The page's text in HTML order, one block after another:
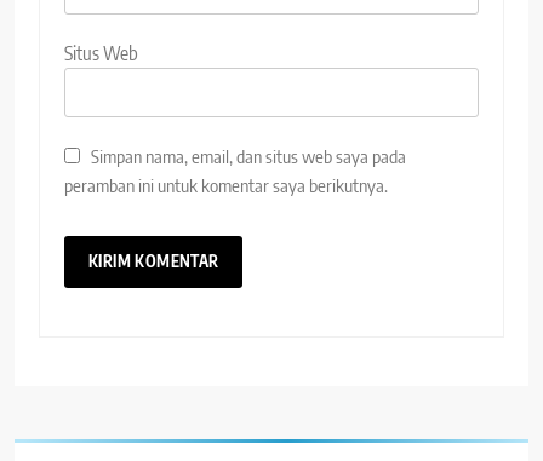
Situs Web
Simpan nama, email, dan situs web saya pada
peramban ini untuk komentar saya berikutnya.